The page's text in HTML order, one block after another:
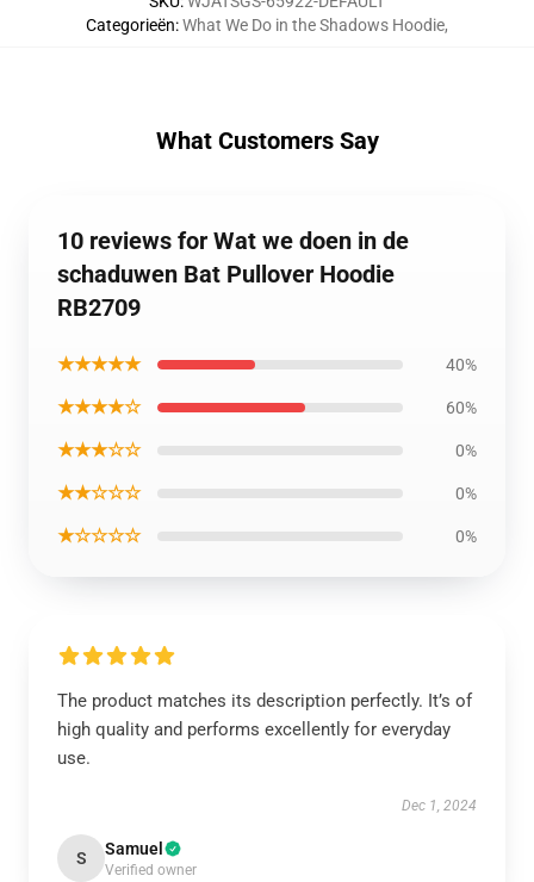
Categorieën:What We Do in the Shadows Hoodie,
What Customers Say
10 reviews for Wat we doen in de
schaduwen Bat Pullover Hoodie
RB2709
★★★★★ 40%
★★★★☆ 60%
★★★☆☆ 0%
★★☆☆☆ 0%
★☆☆☆☆ 0%
The product matches its description perfectly. It’s of
high quality and performs excellently for everyday
use.
Dec 1, 2024
S Samuel
Verified owner